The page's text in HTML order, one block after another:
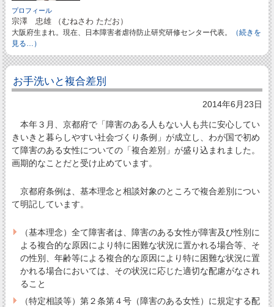
プロフィール
宗澤 忠雄 （むねさわ ただお）
大阪府生まれ。現在、日本障害者虐待防止研究研修センター代表。
（続きを
見る…）
お手洗いと複合差別
2014年6月23日
本年３月、京都府で「障害のある人もない人も共に安心してい
きいきと暮らしやすい社会づくり条例」が成立し、わが国で初め
て障害のある女性についての「複合差別」が盛り込まれました。
画期的なことだと受け止めています。
京都府条例は、基本理念と相談対象のところで複合差別につい
て明記しています。
（基本理念）全て障害者は、障害のある女性が障害及び性別に
よる複合的な原因により特に困難な状況に置かれる場合等、そ
の性別、年齢等による複合的な原因により特に困難な状況に置
かれる場合においては、その状況に応じた適切な配慮がなされ
ること
（特定相談等）第２条第４号（障害のある女性）に規定する配